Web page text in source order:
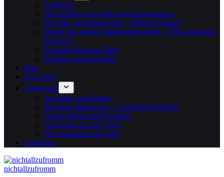
Aufbruch
Das streben nach glück und anerkennung
Die 50er und frühen 60er – Meine Kindheit
Doing the garden, digging the weeds – Who could ask
for more?
Episoden aus den 50ern
Erlebtes Zeitgeschehen
Start
Über mich
Unterwegs
An Nord- und Ostsee
Auf dem Jakobsweg – Caminho Portugues
Unsere Reise zum Nordkap
Unterwegs in New York
Wir erwandern die Lahn
Vorfahren
nichtallzufromm